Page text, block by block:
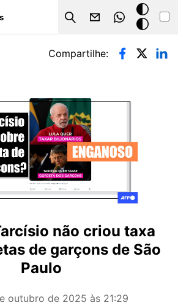
Search
Modo
escuro
Compartilhe:
não criou taxa
de garçons de São
Paulo
outubro de 2025 às 21:29